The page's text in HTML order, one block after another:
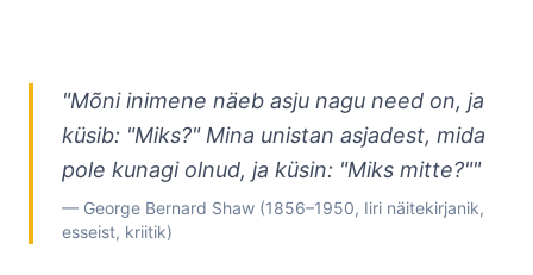
"Mõni inimene näeb asju nagu need on, ja
küsib: "Miks?" Mina unistan asjadest, mida
pole kunagi olnud, ja küsin: "Miks mitte?""
— George Bernard Shaw (1856–1950, Iiri näitekirjanik,
esseist, kriitik)